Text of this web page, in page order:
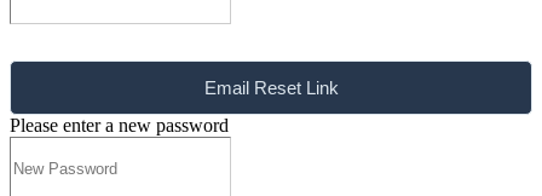
Email Reset Link
Please enter a new password